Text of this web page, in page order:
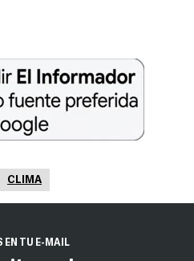
CLIMA
EN TU E-MAIL